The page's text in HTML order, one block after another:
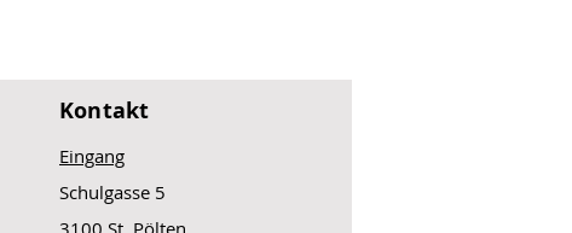
Kontakt
Eingang
Schulgasse 5